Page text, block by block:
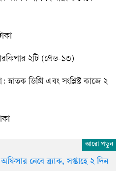
২টি (গ্রেড-১৩)
ডিগ্রি এবং সংশ্লিষ্ট কাজে ২
অফিসার নেবে ব্র্যাক, সপ্তাহে ২ দিন